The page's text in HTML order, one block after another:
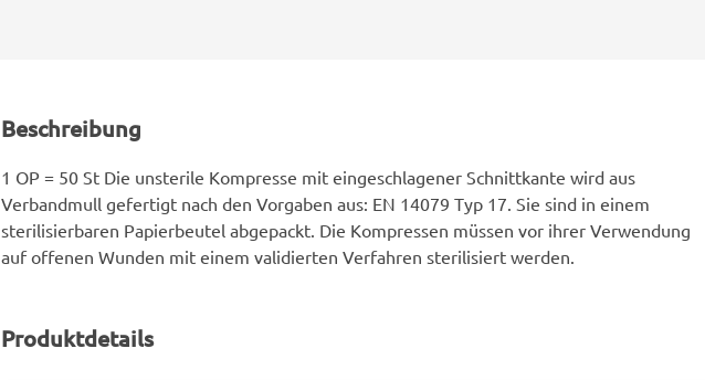
Beschreibung
1 OP = 50 St Die unsterile Kompresse mit eingeschlagener Schnittkante wird aus
Verbandmull gefertigt nach den Vorgaben aus: EN 14079 Typ 17. Sie sind in einem
sterilisierbaren Papierbeutel abgepackt. Die Kompressen müssen vor ihrer Verwendung
auf offenen Wunden mit einem validierten Verfahren sterilisiert werden.
Produktdetails